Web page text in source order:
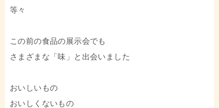
等々
この前の食品の展示会でも
さまざまな「味」と出会いました
おいしいもの
おいしくないもの